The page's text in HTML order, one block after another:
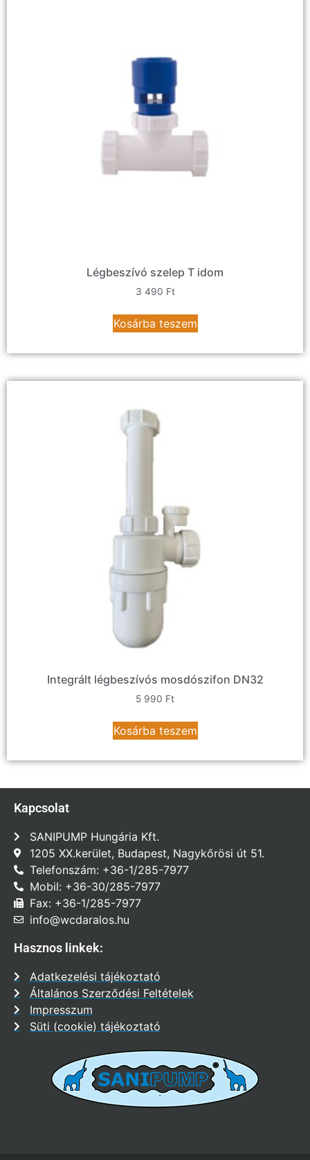
Légbeszívó szelep T idom
3 490 Ft
Kosárba teszem
Integrált légbeszívós mosdószifon DN32
5 990 Ft
Kosárba teszem
Kapcsolat
SANIPUMP Hungária Kft.
1205 XX.kerület, Budapest, Nagykőrösi út 51.
Telefonszám: +36-1/285-7977
Mobil: +36-30/285-7977
Fax: +36-1/285-7977
info@wcdaralos.hu
Hasznos linkek:
Adatkezelési tájékoztató
Általános Szerződési Feltételek
Impresszum
Süti (cookie) tájékoztató